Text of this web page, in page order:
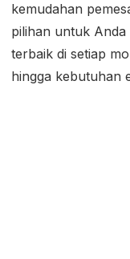
kemudahan
pilihan untuk Anda
terbaik di setiap
hingga kebutuhan